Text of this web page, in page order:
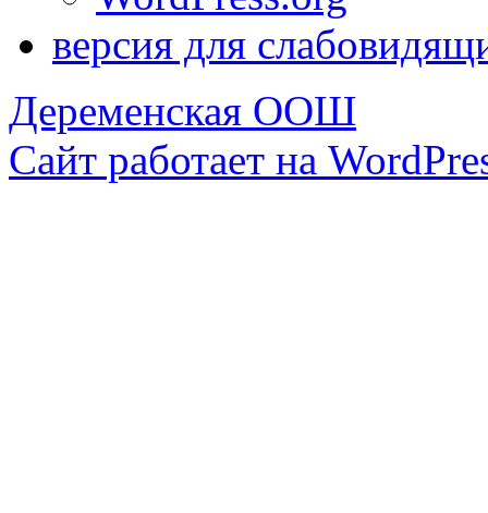
версия для
Деременская ООШ
Сайт работает на